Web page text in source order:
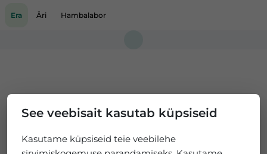
See veebisait kasutab küpsiseid
Kasutame küpsiseid teie veebilehe
Era Äri Hambalabor